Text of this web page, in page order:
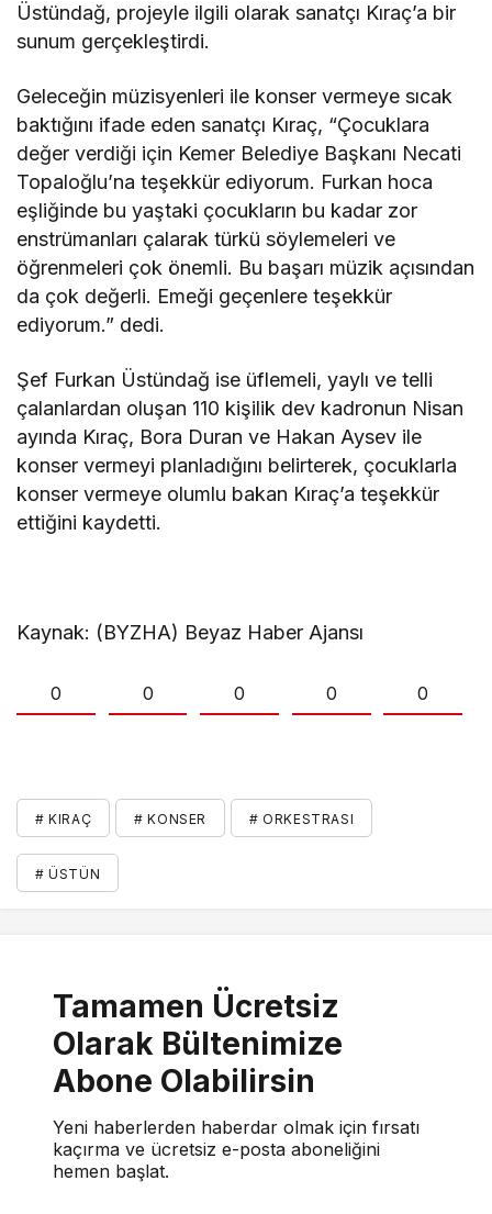
Üstündağ, projeyle ilgili olarak sanatçı Kıraç’a bir
sunum gerçekleştirdi.
Geleceğin müzisyenleri ile konser vermeye sıcak
baktığını ifade eden sanatçı Kıraç, “Çocuklara
değer verdiği için Kemer Belediye Başkanı Necati
Topaloğlu’na teşekkür ediyorum. Furkan hoca
eşliğinde bu yaştaki çocukların bu kadar zor
enstrümanları çalarak türkü söylemeleri ve
öğrenmeleri çok önemli. Bu başarı müzik açısından
da çok değerli. Emeği geçenlere teşekkür
ediyorum.” dedi.
Şef Furkan Üstündağ ise üflemeli, yaylı ve telli
çalanlardan oluşan 110 kişilik dev kadronun Nisan
ayında Kıraç, Bora Duran ve Hakan Aysev ile
konser vermeyi planladığını belirterek, çocuklarla
konser vermeye olumlu bakan Kıraç’a teşekkür
ettiğini kaydetti.
Kaynak: (BYZHA) Beyaz Haber Ajansı
0 0 0 0 0
# KIRAÇ # KONSER # ORKESTRASI
# ÜSTÜN
Tamamen Ücretsiz
Olarak Bültenimize
Abone Olabilirsin
Yeni haberlerden haberdar olmak için fırsatı
kaçırma ve ücretsiz e-posta aboneliğini
hemen başlat.